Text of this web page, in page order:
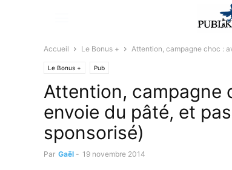
Accueil Le Bonus + Attention, campagne choc :
Le Bonus + Pub
Attention, campagne
envoie du pâté, et
sponsorisé)
Par Gaël - 19 novembre 2014